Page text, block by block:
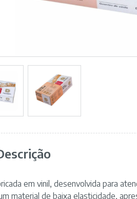
em vinil, desenvolvida para
material de baixa elasticidade,